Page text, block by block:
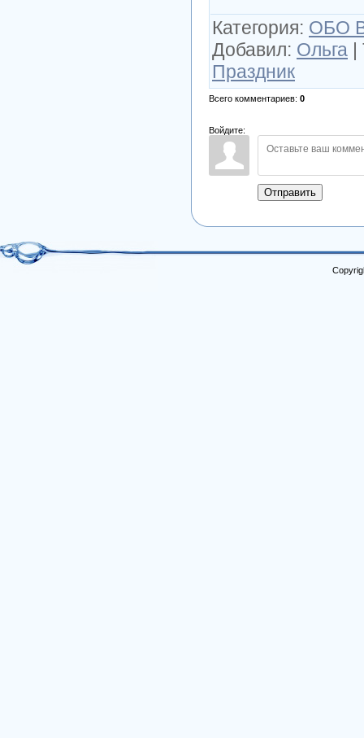
Категория: ОБО
Добавил: Ольга |
Праздник
Всего комментариев: 0
Войдите:
Отправить